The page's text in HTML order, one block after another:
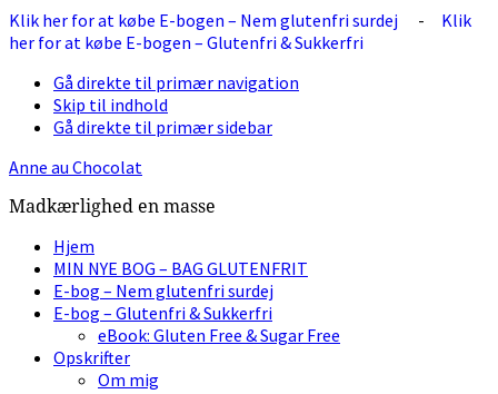
Klik her for at købe E-bogen – Nem glutenfri surdej - Klik
her for at købe E-bogen – Glutenfri & Sukkerfri
Gå direkte til primær navigation
Skip til indhold
Gå direkte til primær sidebar
Anne au Chocolat
Madkærlighed en masse
Hjem
MIN NYE BOG – BAG GLUTENFRIT
E-bog – Nem glutenfri surdej
E-bog – Glutenfri & Sukkerfri
eBook: Gluten Free & Sugar Free
Opskrifter
Om mig